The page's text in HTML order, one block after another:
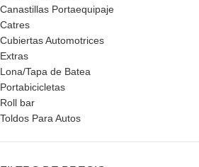
Canastillas Portaequipaje
Catres
Cubiertas Automotrices
Extras
Lona/Tapa de Batea
Portabicicletas
Roll bar
Toldos Para Autos